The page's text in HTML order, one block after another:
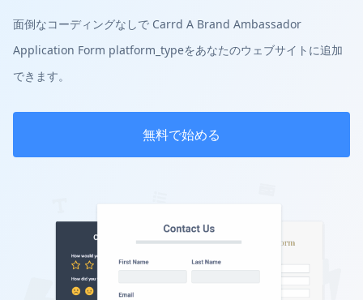
面倒なコーディングなしで Carrd A Brand Ambassador
Application Form platform_typeをあなたのウェブサイトに追加
できます。
無料で始める